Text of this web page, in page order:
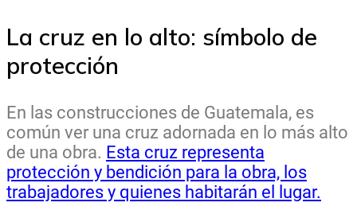
La cruz en lo alto: símbolo de
protección
En las construcciones de Guatemala, es
común ver una cruz adornada en lo más alto
de una obra. Esta cruz representa
protección y bendición para la obra, los
trabajadores y quienes habitarán el lugar.